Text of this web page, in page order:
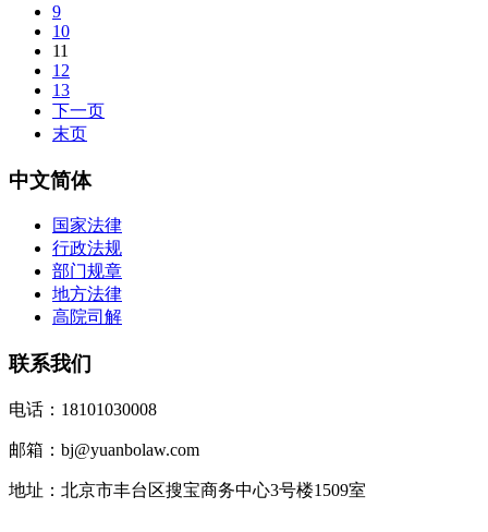
9
10
11
12
13
下一页
末页
中文简体
国家法律
行政法规
部门规章
地方法律
高院司解
联系我们
电话：18101030008
邮箱：bj@yuanbolaw.com
地址：北京市丰台区搜宝商务中心3号楼1509室